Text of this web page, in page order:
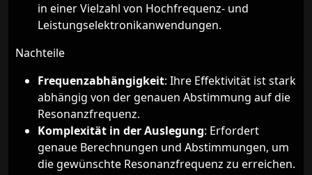
in einer Vielzahl von Hochfrequenz- und
Leistungselektronikanwendungen.
Nachteile
Frequenzabhängigkeit: Ihre Effektivität ist stark
abhängig von der genauen Abstimmung auf die
Resonanzfrequenz.
Komplexität in der Auslegung: Erfordert
genaue Berechnungen und Abstimmungen, um
die gewünschte Resonanzfrequenz zu erreichen.